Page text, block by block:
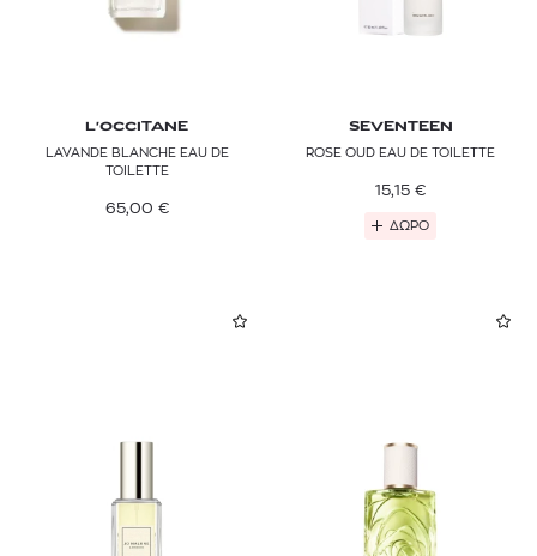
L'OCCITANE
LAVANDE BLANCHE EAU DE
TOILETTE
65,00 €
SEVENTEEN
ROSE OUD EAU DE TOILETTE
15,15 €
ΔΩΡΟ